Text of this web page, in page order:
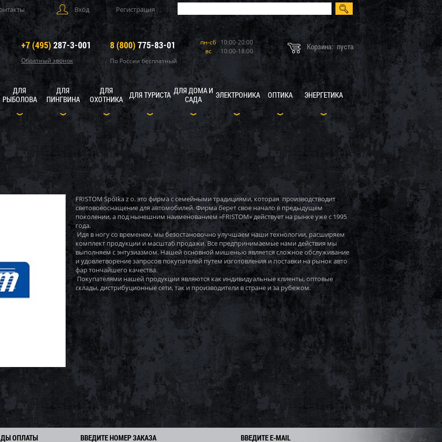
Вход Регистрация
+7 (495) 287-3-001
Обратный звонок
8 (800) 775-83-01
По России бесплатный
пн-сб 10:00-20:00
вс
10:00-18:00 Корзина: пуста
ДЛЯ
РЫБОЛОВА
ДЛЯ
ПИНГВИНА
ДЛЯ
ОХОТНИКА
ДЛЯ ТУРИСТА ДЛЯ ДОМА И
САДА
ЭЛЕКТРОНИКА ОПТИКА ЭНЕРГЕТИКА
FRISTOM Spółka z o. это фирма с семейными традициями, которая производстводит
световоеоснащение для автомобилей. Фирма берет свое начало в предыдущем
поколении, а под нынешним наименованием «FRISTOM» действует на рынке уже c 1995
года.
Идя в ногу со временем, мы безостановочно улучшаем наши технологии, расширяем
комплект продукции и масштаб продажи. Все предпринимаемые нами действия мы
выполняем с энтузиазмом. Нашей основной мишенью является сложное обслуживание
и удовлетворение запросов покупателей путем изготовления и поставки на рынок авто
фар тончайшего качества.
Покупателями нашей продукции являются как индивидуальные клиенты, оптовые
склады, дистрибуционные сети, так и производители в стране и за рубежом.
ОПЛАТЫ ВВЕДИТЕ НОМЕР ЗАКАЗА ВВЕДИТЕ E-MAIL